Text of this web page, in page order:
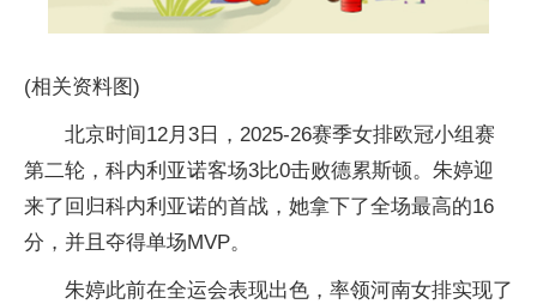
(相关资料图)
北京时间12月3日，2025-26赛季女排欧冠小组赛
第二轮，科内利亚诺客场3比0击败德累斯顿。朱婷迎
来了回归科内利亚诺的首战，她拿下了全场最高的16
分，并且夺得单场MVP。
朱婷此前在全运会表现出色，率领河南女排实现了